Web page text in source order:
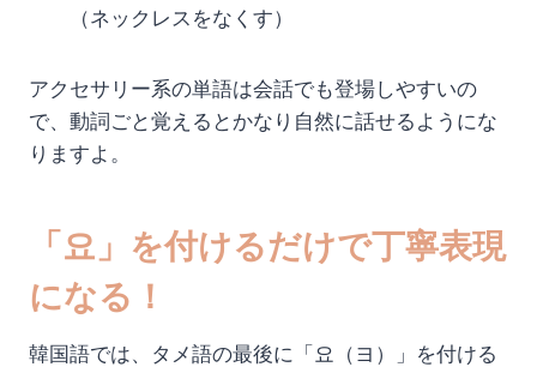
（ネックレスをなくす）
アクセサリー系の単語は会話でも登場しやすいの
で、動詞ごと覚えるとかなり自然に話せるようにな
りますよ。
「요」を付けるだけで丁寧表現
になる！
韓国語では、タメ語の最後に「요（ヨ）」を付ける